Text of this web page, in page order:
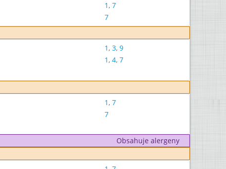
1, 7
7
1, 3, 9
1, 4, 7
1, 7
7
Obsahuje alergeny